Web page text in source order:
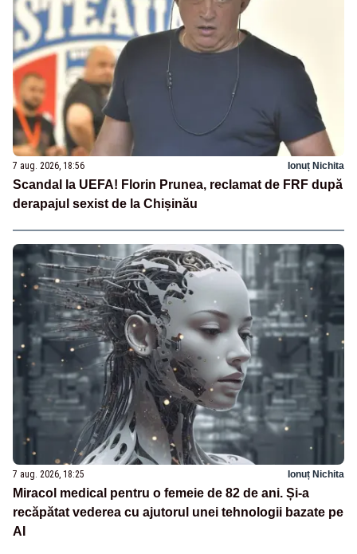
7 aug. 2026, 18:56 Ionuț Nichita
Scandal la UEFA! Florin Prunea, reclamat de FRF după
derapajul sexist de la Chișinău
7 aug. 2026, 18:25 Ionuț Nichita
Miracol medical pentru o femeie de 82 de ani. Și-a
recăpătat vederea cu ajutorul unei tehnologii bazate pe
AI